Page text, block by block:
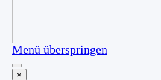
Menü überspringen
×